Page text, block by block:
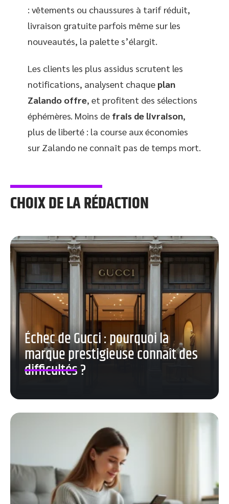
: vêtements ou chaussures à tarif réduit,
livraison gratuite parfois même sur les
nouveautés, la palette s’élargit.
Les clients les plus assidus scrutent les
notifications, analysent chaque plan
Zalando offre, et profitent des sélections
éphémères. Moins de frais de livraison,
plus de liberté : la course aux économies
sur Zalando ne connaît pas de temps mort.
CHOIX DE LA RÉDACTION
Échec de Gucci : pourquoi la
marque prestigieuse connaît des
difficultés ?